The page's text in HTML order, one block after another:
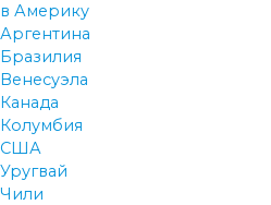
в Америку
Аргентина
Бразилия
Венесуэла
Канада
Колумбия
США
Уругвай
Чили